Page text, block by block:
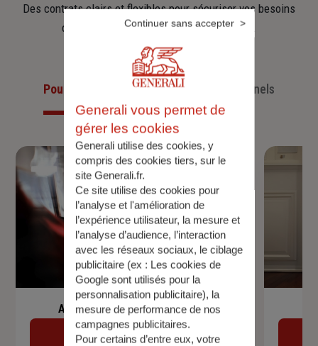
Des contrats clairs et flexibles pour sécuriser vos besoins
d’aujourd’hui et anticiper ceux de demain.
Pour les particuliersPour les professionnels
Assurance de prêt immobilier
Découvrir
Generali vous permet de
gérer les cookies
Generali utilise des cookies, y
compris des cookies tiers, sur le
site Generali.fr.
Ce site utilise des cookies pour
l’analyse et l'amélioration de
l’expérience utilisateur, la mesure et
l’analyse d’audience, l’interaction
avec les réseaux sociaux, le ciblage
publicitaire (ex : Les cookies de
Google sont utilisés pour la
personnalisation publicitaire), la
mesure de performance de nos
campagnes publicitaires.
Pour certains d’entre eux, votre
Continuer sans accepter